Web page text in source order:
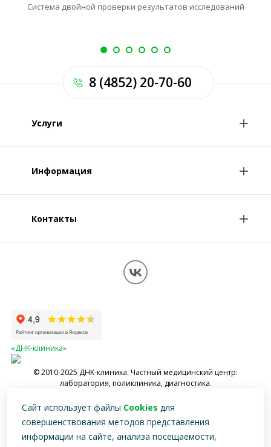
Система двойной проверки результатов исследований
Услуги
Консультации врачей
Информация
О клинике
Обработка персональных данных
Контакты
«ДНК-клиника»
© 2010-2025 ДНK-клиника. Частный медицинский центр:
лаборатория, поликлиника, диагностика.
специалистом
8 (4852) 20-70-60
Сайт использует файлы Cookies для
совершенствования методов представления
информации на сайте, анализа посещаемости,